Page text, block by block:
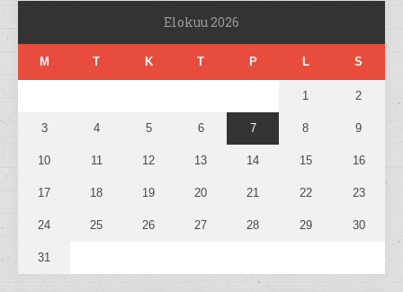
Elokuu 2026
M T K T P L S
1 2
3 4 5 6 7 8 9
10 11 12 13 14 15 16
17 18 19 20 21 22 23
24 25 26 27 28 29 30
31